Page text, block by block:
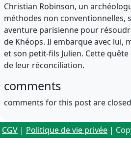
Christian Robinson, un
méthodes non conventionnelles,
aventure parisienne pour
de Khéops. Il embarque avec lui,
et son petit-fils Julien. Cette
de leur réconciliation.
comments
comments for this post are closed
CGV | Politique de vie privée |